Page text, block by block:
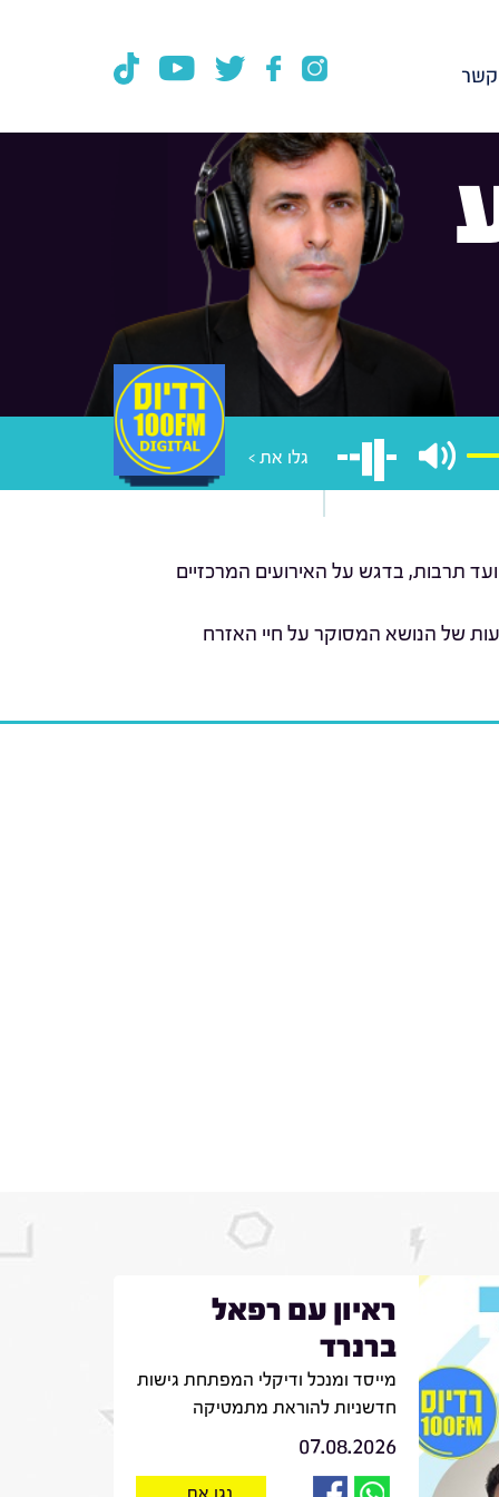
קשר
גלו את >
תרבות, בדגש על האירועים המרכזיים
של הנושא המסוקר על חיי האזרח
ראיון עם רפאל
ברנרד
מייסד ומנכל ודיקלי המפתחת גישות
חדשניות להוראת מתמטיקה
07.08.2026